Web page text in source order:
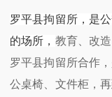
罗平县拘留所，是
的场所， 教育、改
罗平县拘留所合作
公桌椅、文件柜，